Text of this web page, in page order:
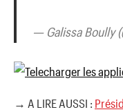
— Galissa Boully
→ A LIRE AUSSI :